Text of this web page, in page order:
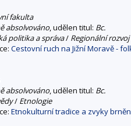
fakulta
absolvováno, udělen titul: Bc.
politika a správa/ Regionální rozvoj
Cestovní ruch na Jižní Moravě -
absolvováno, udělen titul: Bc.
/ Etnologie
Etnokulturní tradice a zvyky